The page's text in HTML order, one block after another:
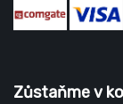
Zůstaňme v